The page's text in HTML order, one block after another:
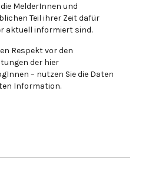
MelderInnen und
Teil ihrer Zeit dafür
aktuell informiert sind.
Respekt vor den
der hier
– nutzen Sie die Daten
Information.